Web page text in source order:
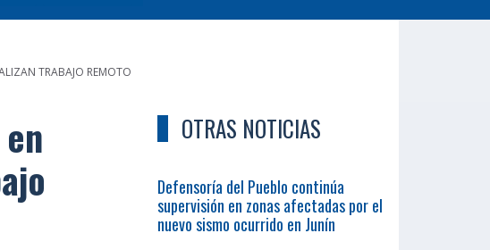
TRABAJO REMOTO
OTRAS NOTICIAS
Defensoría del Pueblo continúa
supervisión en zonas afectadas por el
nuevo sismo ocurrido en Junín